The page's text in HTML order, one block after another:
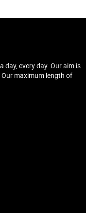
day, every day. Our aim is
maximum length of